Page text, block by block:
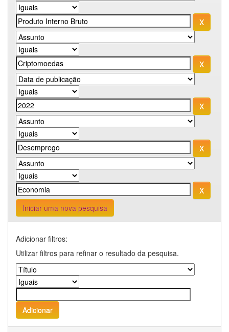
Iniciar uma nova pesquisa
Adicionar filtros:
Utilizar filtros para refinar o resultado da pesquisa.